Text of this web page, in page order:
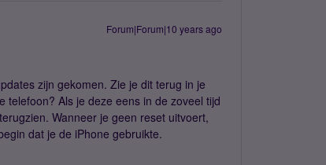
Forum|Forum|10 years ago
zijn gekomen. Zie je dit terug in je
Als je deze eens in de zoveel tijd
Wanneer je geen reset uitvoert,
dat je de iPhone gebruikte.